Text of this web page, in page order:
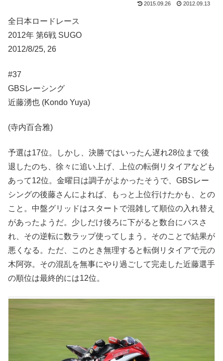
2015.09.26 2012.09.13
全日本ロードレース
2012年 第6戦 SUGO
2012/8/25, 26
#37
GBSレーシング
近藤湧也 (Kondo Yuya)
(寺内百合雅)
予選は17位。しかし、決勝ではいったん遅れ28位まで後
退したのち、徐々に追い上げ、上位の転倒リタイアなども
あって12位。金曜日は調子がよかったそうで、GBSレー
シングの後藤さんによれば、もっと上位行けたかも、との
こと。中盤グリッドはスタートで混雑して順位の入れ替え
があったようだ。少しだけ後ろに下がると数台にパスさ
れ、その逆転に数ラップ使ってしまう。そのことで結果が
悪くなる。ただ、このとき無理すると転倒リタイアで元の
木阿弥。その混乱を無事にやり過ごして完走した近藤選手
の順位は最終的には12位。